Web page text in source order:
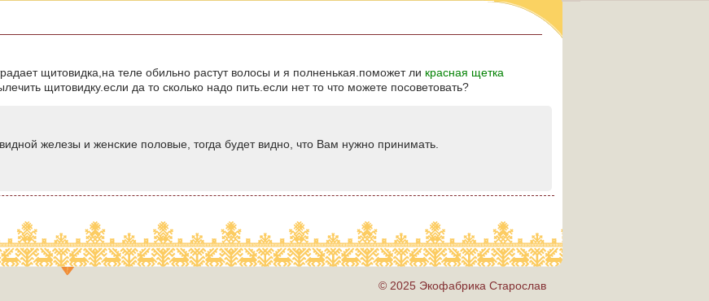
щитовидка,на теле обильно растут волосы и я полненькая.поможет ли красная щетка
щитовидку.если да то сколько надо пить.если нет то что можете посоветовать?
железы и женские половые, тогда будет видно, что Вам нужно принимать.
© 2025 Экофабрика Старослав